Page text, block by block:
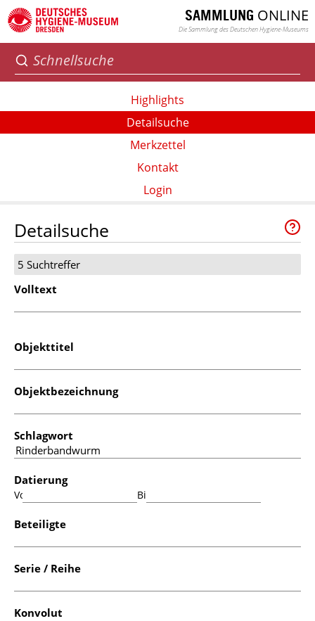
SAMMLUNG ONLINE
Die Sammlung des Deutschen Hygiene-Museums
Highlights
Detailsuche
Merkzettel
Kontakt
Login
Detailsuche
5 Suchtreffer
Volltext
Objekttitel
Objektbezeichnung
Schlagwort
Datierung
Von: Bis:
Beteiligte
Serie / Reihe
Konvolut